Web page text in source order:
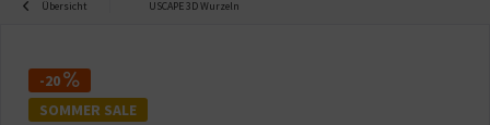
Übersicht USCAPE 3D Wurzeln
-20
SOMMER SALE